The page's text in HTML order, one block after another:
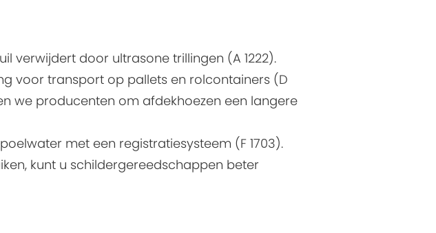
verwijdert door ultrasone trillingen (A 1222).
voor transport op pallets en rolcontainers (D
we producenten om afdekhoezen een langere
met een registratiesysteem (F 1703).
kunt u schildergereedschappen beter